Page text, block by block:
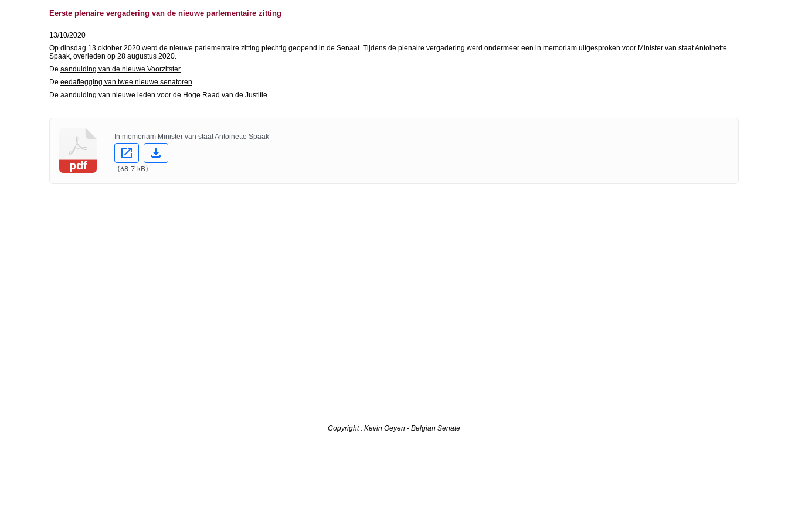
Eerste plenaire vergadering van de nieuwe parlementaire zitting
13/10/2020
Op dinsdag 13 oktober 2020 werd de nieuwe parlementaire zitting plechtig geopend in de Senaat. Tijdens de plenaire vergadering werd ondermeer een in memoriam uitgesproken voor Minister van staat Antoinette
Spaak, overleden op 28 augustus 2020.
De aanduiding van de nieuwe Voorzitster
De eedaflegging van twee nieuwe senatoren
De aanduiding van nieuwe leden voor de Hoge Raad van de Justitie
pdf
In memoriam Minister van staat Antoinette Spaak
(68.7 kB)
Copyright : Kevin Oeyen - Belgian Senate